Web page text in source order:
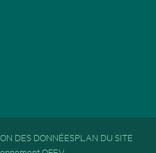
DES DONNÉESPLAN DU SITE